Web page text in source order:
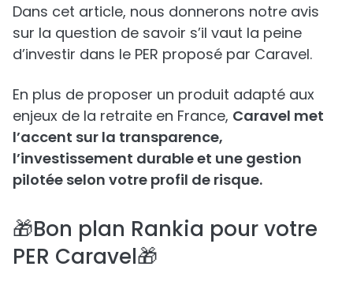
Dans cet article, nous donnerons notre avis
sur la question de savoir s’il vaut la peine
d’investir dans le PER proposé par Caravel.
En plus de proposer un produit adapté aux
enjeux de la retraite en France, Caravel met
l’accent sur la transparence,
l’investissement durable et une gestion
pilotée selon votre profil de risque.
🎁Bon plan Rankia pour votre
PER Caravel🎁